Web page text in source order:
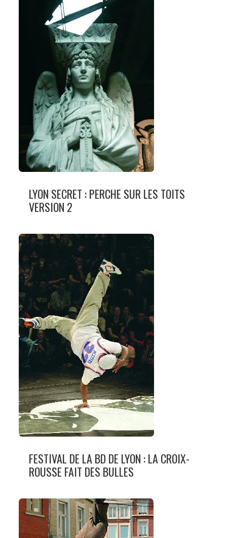
LYON SECRET : PERCHE SUR LES TOITS
VERSION 2
FESTIVAL DE LA BD DE LYON : LA CROIX-
ROUSSE FAIT DES BULLES